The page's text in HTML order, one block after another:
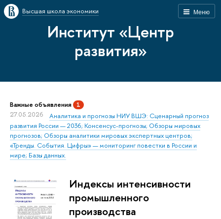
Меню
Высшая школа экономики
Институт «Центр
развития»
Важные объявления 1
27.05.2026
Аналитика и прогнозы НИУ ВШЭ: Сценарный прогноз
развития России — 2036; Консенсус-прогнозы; Обзоры мировых
прогнозов; Обзоры аналитики мировых экспертных центров;
«Тренды. События. Цифры» — мониторинг повестки в России и
мире; Базы данных.
Индексы интенсивности
промышленного
производства